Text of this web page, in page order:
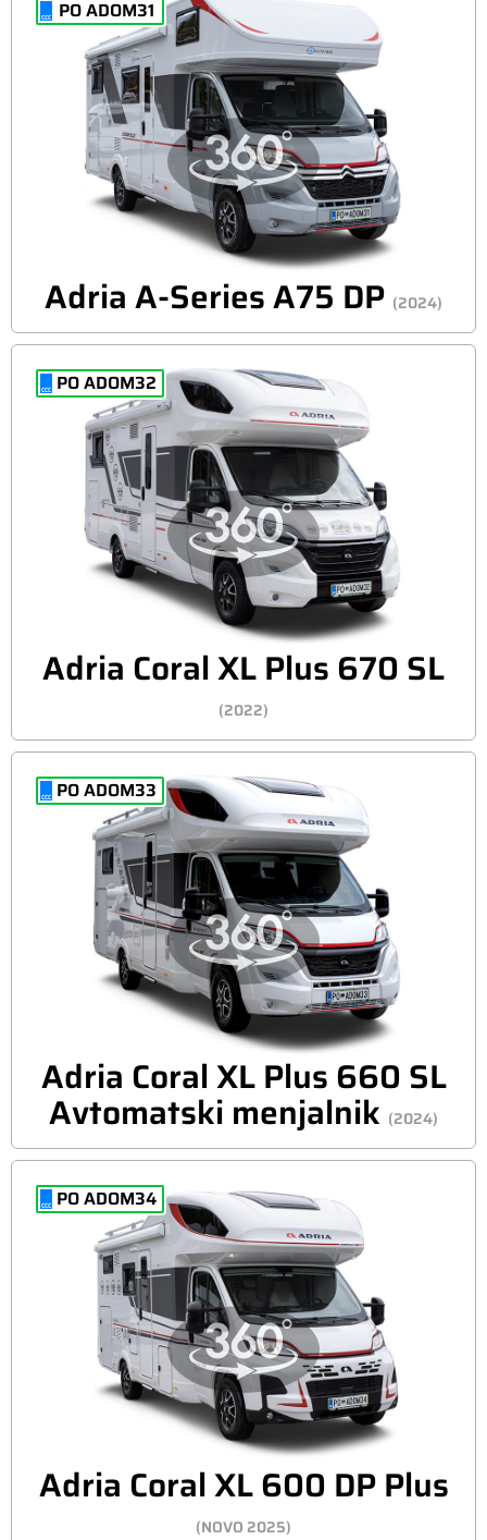
PO ADOM31
Adria A-Series A75 DP (2024)
PO ADOM32
Adria Coral XL Plus 670 SL
(2022)
PO ADOM33
Adria Coral XL Plus 660 SL
Avtomatski menjalnik (2024)
PO ADOM34
Adria Coral XL 600 DP Plus
(NOVO 2025)